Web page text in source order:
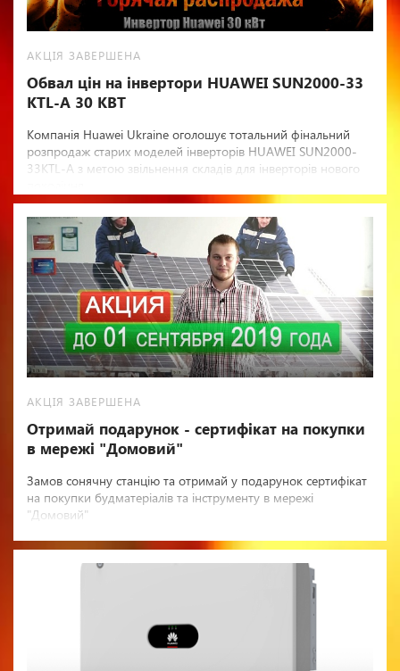
АКЦІЯ ЗАВЕРШЕНА
Обвал цін на інвертори HUAWEI SUN2000-33
KTL-A 30 КВТ
Компанія Huawei Ukraine оголошує тотальний фінальний
розпродаж старих моделей інверторів HUAWEI SUN2000-
33KTL-A з метою звільнення складів для інверторів нового
АКЦІЯ ЗАВЕРШЕНА
Отримай подарунок - сертифікат на покупки
в мережі "Домовий"
Замов сонячну станцію та отримай у подарунок сертифікат
на покупки будматеріалів та інструменту в мережі
"Домовий"